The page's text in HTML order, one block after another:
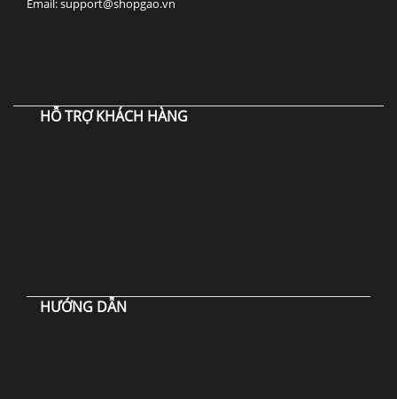
Email: support@shopgao.vn
HỖ TRỢ KHÁCH HÀNG
HƯỚNG DẪN